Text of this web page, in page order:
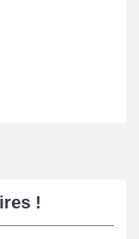
de cuir
montre compte un
bracelet de
attaches en option
!